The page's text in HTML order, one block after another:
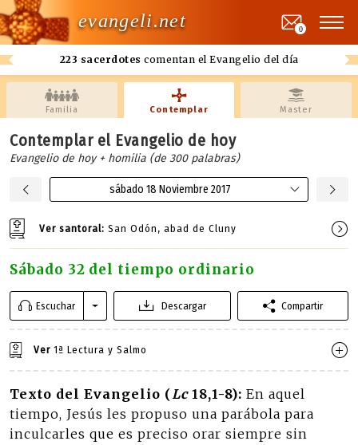
evangeli.net
223 sacerdotes comentan el Evangelio del día
0
Familia Contemplar Master
Contemplar el Evangelio de hoy
Evangelio de hoy + homilia (de 300 palabras)
sábado 18 Noviembre 2017
Ver santoral: San Odón, abad de Cluny
Sábado 32 del tiempo ordinario
Escuchar Descargar Compartir
Ver 1ª Lectura y Salmo
Texto del Evangelio (Lc18,1-8): En aquel
tiempo, Jesús les propuso una parábola para
inculcarles que es preciso orar siempre sin